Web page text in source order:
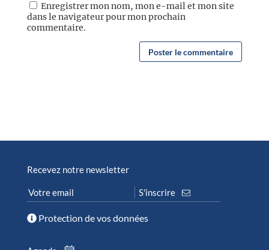
Enregistrer mon nom, mon e-mail et mon site
dans le navigateur pour mon prochain
commentaire.
Recevez notre newsletter
Protection de vos données